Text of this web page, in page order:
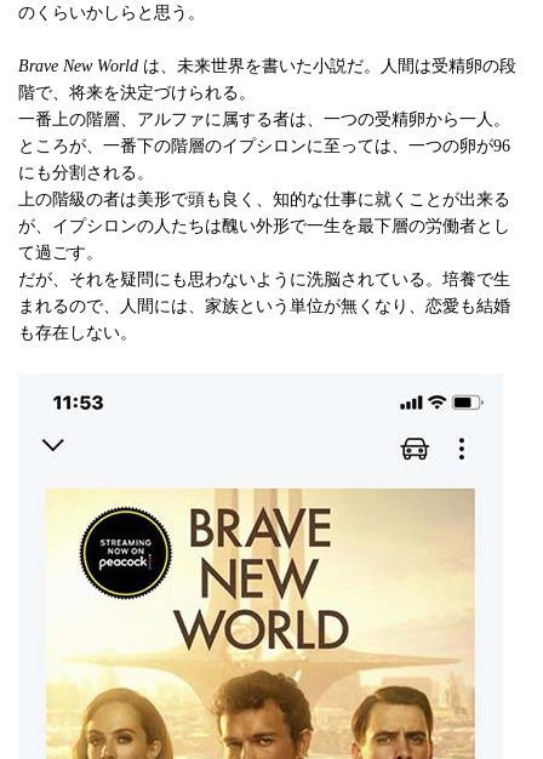
のくらいかしらと思う。
Brave New World は、未来世界を書いた小説だ。人間は受精卵の段
階で、将来を決定づけられる。
一番上の階層、アルファに属する者は、一つの受精卵から一人。
ところが、一番下の階層のイプシロンに至っては、一つの卵が96
にも分割される。
上の階級の者は美形で頭も良く、知的な仕事に就くことが出来る
が、イプシロンの人たちは醜い外形で一生を最下層の労働者とし
て過ごす。
だが、それを疑問にも思わないように洗脳されている。培養で生
まれるので、人間には、家族という単位が無くなり、恋愛も結婚
も存在しない。